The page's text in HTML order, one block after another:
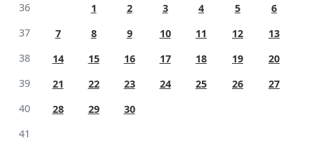
36
1 2 3 4 5
6
37
7 8 9 10 11 12
13
38
14 15 16 17 18 19
20
39
21 22 23 24 25 26
27
40
28 29
30
41